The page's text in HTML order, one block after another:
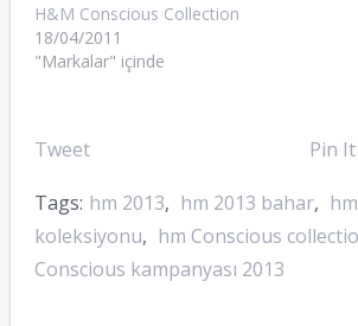
H&M Conscious Collection
18/04/2011
"Markalar" içinde
Tweet Pin It
Tags: hm 2013, hm 2013 bahar,
koleksiyonu, hm Conscious
Conscious kampanyası 2013